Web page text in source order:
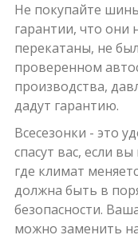
Не покупайте
гарантии, что они
перекатаны, не
проверенном
производства,
дадут гарантию.
Всесезонки - это
спасут вас, если
где климат
должна быть в
безопасности.
можно заменить